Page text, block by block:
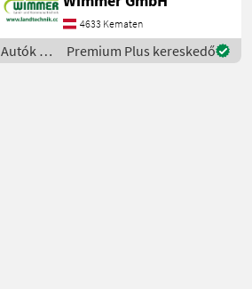
seine hohe
Alltagstauglichkeit, den
großzügigen Innenraum
und eine umfangreiche
4633 Kematen
Autók /
Motorkerékpárok
Premium Plus kereskedő